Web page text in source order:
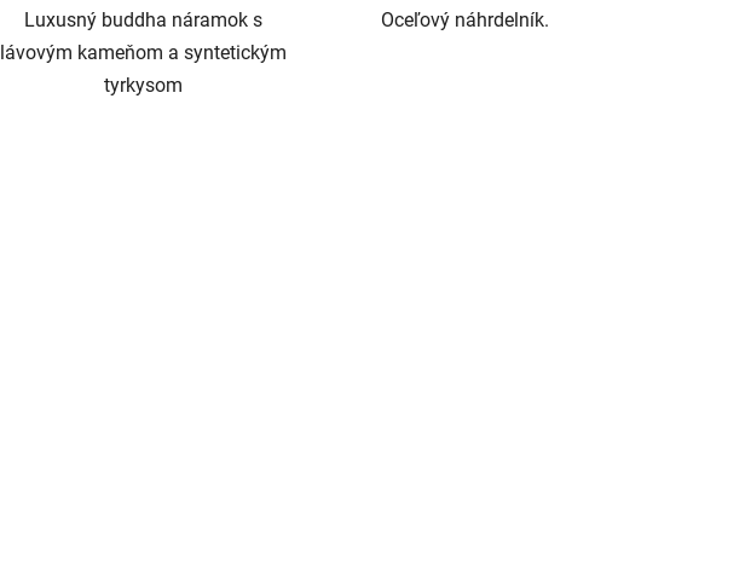
Luxusný buddha náramok s
lávovým kameňom a syntetickým
tyrkysom
Oceľový náhrdelník.